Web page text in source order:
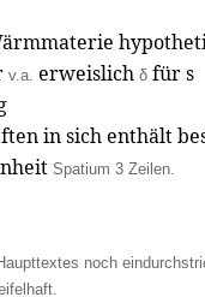
v.a. erweislich δ für s
in sich enthält
Spatium 3 Zeilen.
noch